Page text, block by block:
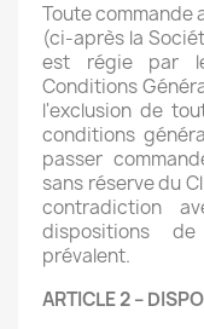
Toute commande
(ci-après la
est régie par
Conditions
l'exclusion de
conditions
passer
sans réserve du
contradiction
dispositions
prévalent.
ARTICLE 2 –